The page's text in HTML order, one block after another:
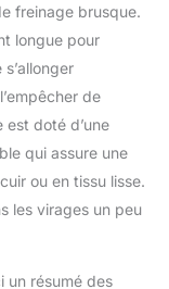
sur le côté
sécurité
un
pour
chiot,
poches
voiture
voiture
freinage brusque.
longue pour
de
est doté d’une
qui assure une
ou en tissu lisse.
les virages un peu
un résumé des